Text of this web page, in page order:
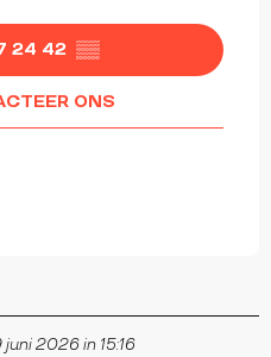
24 42 ▒▒
ONS
2026 in 15:16